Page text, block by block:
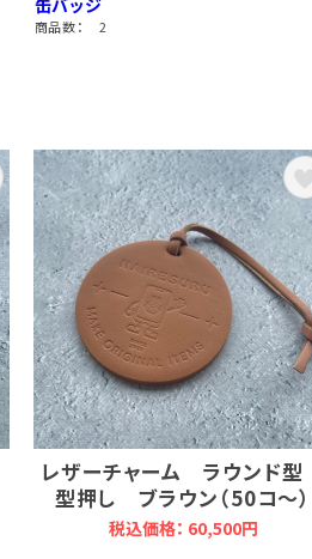
缶バッジ
商品数： 2
レザーチャーム ラウンド型
型押し ブラウン（50コ～）
税込価格： 60,500円